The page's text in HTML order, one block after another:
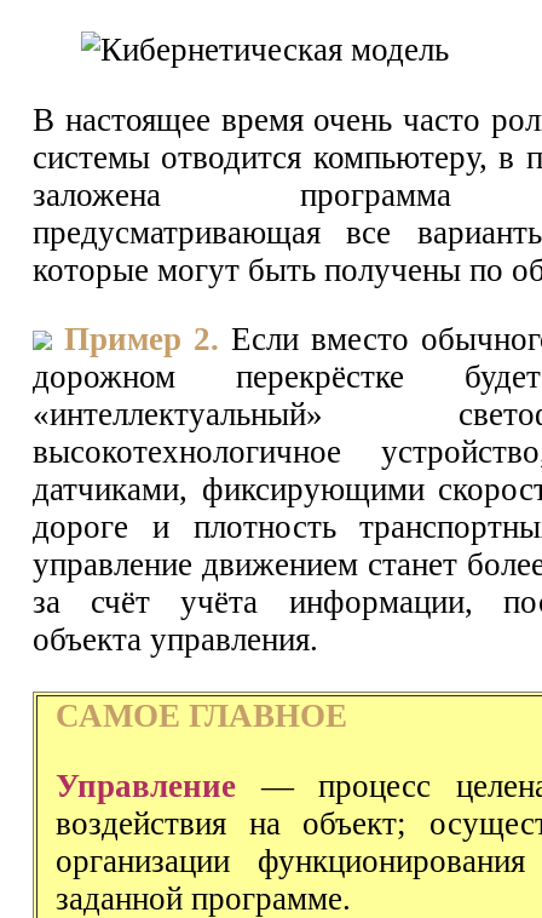
В настоящее время очень часто
системы отводится компьютеру, в
заложена программа
предусматривающая все
которые могут быть получены по
Пример 2. Если вместо
дорожном перекрёстке
«интеллектуальный»
высокотехнологичное
датчиками, фиксирующими
дороге и плотность
управление движением станет
за счёт учёта информации,
объекта управления.
САМОЕ ГЛАВНОЕ
Управление — процесс
воздействия на объект;
организации
заданной программе.